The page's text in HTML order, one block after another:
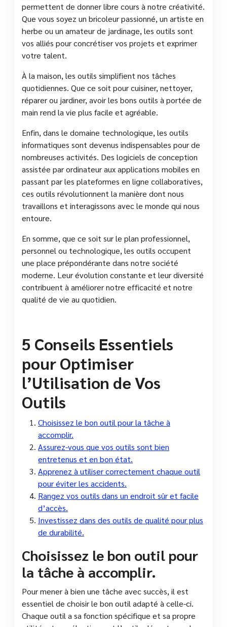
permettent de donner libre cours à notre créativité.
Que vous soyez un bricoleur passionné, un artiste en
herbe ou un amateur de jardinage, les outils sont
vos alliés pour concrétiser vos projets et exprimer
votre talent.
À la maison, les outils simplifient nos tâches
quotidiennes. Que ce soit pour cuisiner, nettoyer,
réparer ou jardiner, avoir les bons outils à portée de
main rend la vie plus facile et agréable.
Enfin, dans le domaine technologique, les outils
informatiques sont devenus indispensables pour de
nombreuses activités. Des logiciels de conception
assistée par ordinateur aux applications mobiles en
passant par les plateformes en ligne collaboratives,
ces outils révolutionnent la manière dont nous
travaillons et interagissons avec le monde qui nous
entoure.
En somme, que ce soit sur le plan professionnel,
personnel ou technologique, les outils occupent
une place prépondérante dans notre société
moderne. Leur évolution constante et leur diversité
contribuent à améliorer notre efficacité et notre
qualité de vie au quotidien.
5 Conseils Essentiels
pour Optimiser
l’Utilisation de Vos
Outils
Choisissez le bon outil pour la tâche à
accomplir.
Assurez-vous que vos outils sont bien
entretenus et en bon état.
Apprenez à utiliser correctement chaque outil
pour éviter les accidents.
Rangez vos outils dans un endroit sûr et facile
d’accès.
Investissez dans des outils de qualité pour plus
de durabilité.
Choisissez le bon outil pour
la tâche à accomplir.
Pour mener à bien une tâche avec succès, il est
essentiel de choisir le bon outil adapté à celle-ci.
Chaque outil a sa fonction spécifique et sa propre